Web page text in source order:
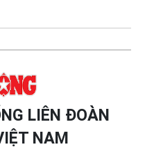
LIÊN ĐOÀN
NAM